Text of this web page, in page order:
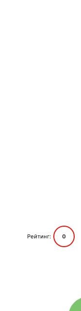
Рейтинг: 0